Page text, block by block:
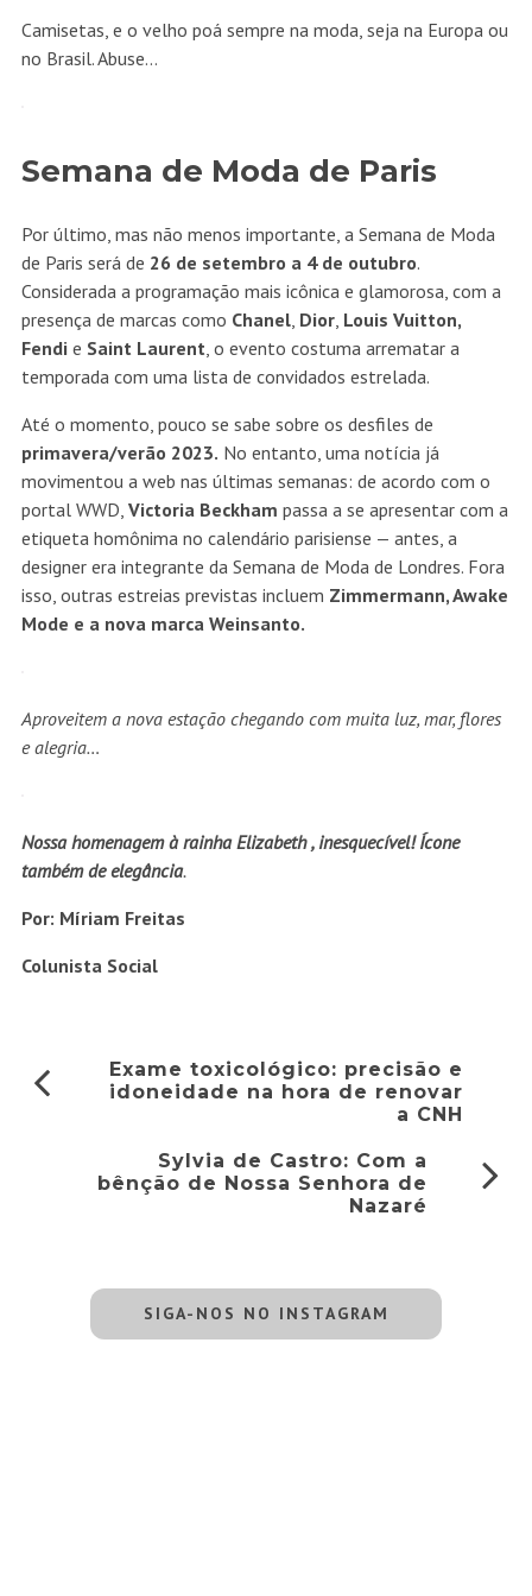
Camisetas, e o velho poá sempre na moda, seja na Europa ou
no Brasil. Abuse…
Semana de Moda de Paris
Por último, mas não menos importante, a Semana de Moda
de Paris será de 26 de setembro a 4 de outubro.
Considerada a programação mais icônica e glamorosa, com a
presença de marcas como Chanel, Dior, Louis Vuitton,
Fendie Saint Laurent, o evento costuma arrematar a
temporada com uma lista de convidados estrelada.
Até o momento, pouco se sabe sobre os desfiles de
primavera/verão 2023. No entanto, uma notícia já
movimentou a web nas últimas semanas: de acordo com o
portal WWD, Victoria Beckham passa a se apresentar com a
etiqueta homônima no calendário parisiense — antes, a
designer era integrante da Semana de Moda de Londres. Fora
isso, outras estreias previstas incluem Zimmermann, Awake
Mode e a nova marca Weinsanto.
Aproveitem a nova estação chegando com muita luz, mar, flores
e alegria…
Nossa homenagem à rainha Elizabeth , inesquecível! Ícone
também de elegância.
Por: Míriam Freitas
Colunista Social
Exame toxicológico: precisão e
idoneidade na hora de renovar
a CNH
Sylvia de Castro: Com a
bênção de Nossa Senhora de
Nazaré
SIGA-NOS NO INSTAGRAM